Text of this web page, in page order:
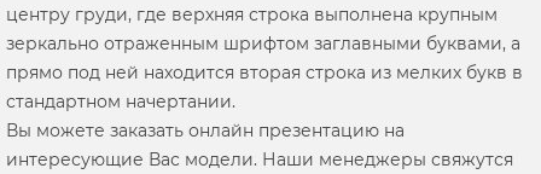
центру груди, где верхняя строка выполнена крупным
зеркально отраженным шрифтом заглавными буквами, а
прямо под ней находится вторая строка из мелких букв в
стандартном начертании.
Вы можете заказать онлайн презентацию на
интересующие Вас модели. Наши менеджеры свяжутся